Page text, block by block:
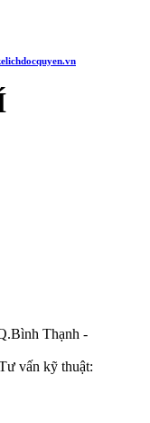
Thạnh -
vấn kỹ thuật: